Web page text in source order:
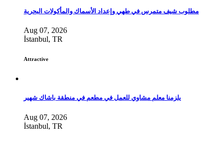
مطلوب شيف متمرس في طهي وإعداد الأسماك والمأكولات البحرية
Aug 07, 2026
İstanbul, TR
Attractive
يلزمنا معلم مشاوي للعمل في مطعم في منطقة باشاك شهير
Aug 07, 2026
İstanbul, TR